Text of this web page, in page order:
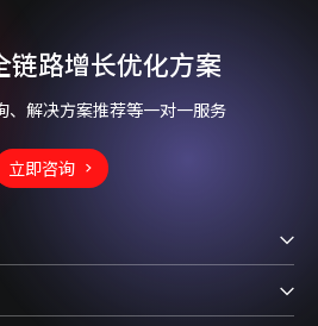
链路增长优化方案
、解决方案推荐等一对一服务
立即咨询